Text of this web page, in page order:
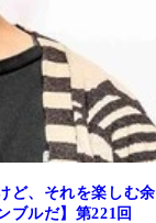
ど、それを楽しむ余
ブルだ】第221回